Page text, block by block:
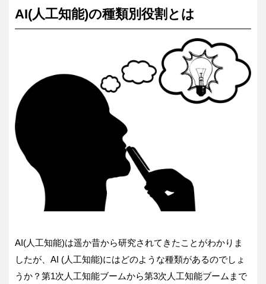
AI(人工知能)の種類別役割とは
AI(人工知能)は遥か昔から研究されてきたことがわかりま
したが、AI (人工知能)にはどのような種類があるのでしょ
うか？第1次人工知能ブームから第3次人工知能ブームまで